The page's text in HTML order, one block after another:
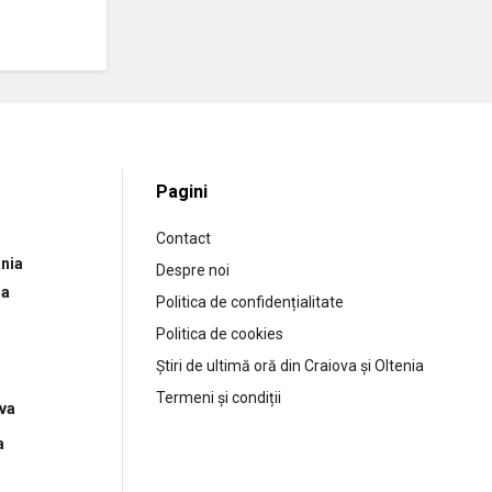
Pagini
Contact
Despre noi
Politica de confidențialitate
Politica de cookies
Știri de ultimă oră din Craiova și Oltenia
Termeni și condiții